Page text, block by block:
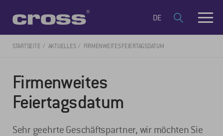
DE
STARTSEITE AKTUELLES FIRMENWEITES FEIERTAGSDATUM
Firmenweites
Feiertagsdatum
Sehr geehrte Geschäftspartner, wir möchten Sie